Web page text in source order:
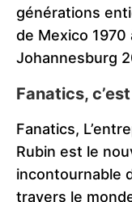
générations
de Mexico 1970
Johannesburg
Fanatics,
Fanatics,
Rubin est le
incontournable
travers le